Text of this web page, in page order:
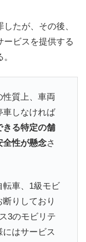
たが、その後、
ービスを提供する
性質上、車両
車しなければ
きる特定の舗
全性が懸念さ
転車、1級モビ
りしており
3のモビリテ
にはサービス